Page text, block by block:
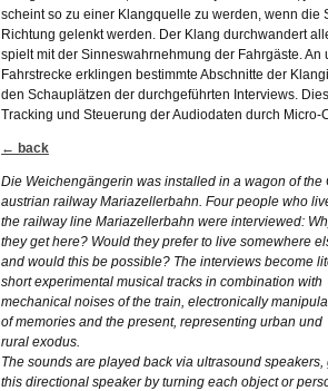
scheint so zu einer Klangquelle zu werden, wenn die
Richtung gelenkt werden. Der Klang durchwandert
spielt mit der Sinneswahrnehmung der Fahrgäste.
Fahrstrecke erklingen bestimmte Abschnitte der
den Schauplätzen der durchgeführten Interviews.
Tracking und Steuerung der Audiodaten durch Micro-
← back
Die Weichengängerin was installed in a wagon of the
austrian railway Mariazellerbahn. Four people who
the railway line Mariazellerbahn were interviewed:
they get here? Would they prefer to live somewhere
and would this be possible? The interviews become
short experimental musical tracks in combination with
mechanical noises of the train, electronically
of memories and the present, representing urban und
rural exodus.
The sounds are played back via ultrasound
this directional speaker by turning each object or